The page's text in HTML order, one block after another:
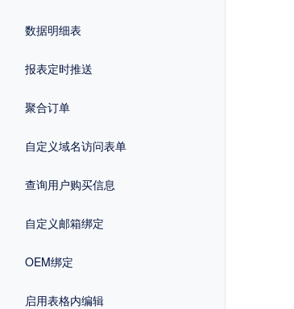
数据明细表
报表定时推送
聚合订单
自定义域名访问表单
查询用户购买信息
自定义邮箱绑定
OEM绑定
启用表格内编辑